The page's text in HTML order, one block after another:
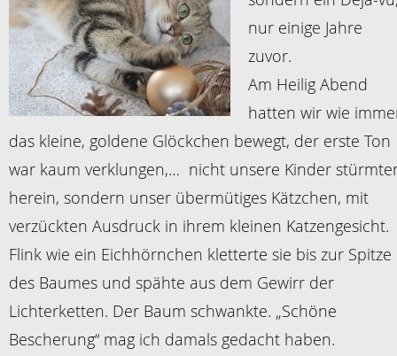
nur einige Jahre
zuvor.
Am Heilig Abend
hatten wir wie
das kleine, goldene Glöckchen bewegt, der erste Ton
war kaum verklungen,… nicht unsere Kinder
herein, sondern unser übermütiges Kätzchen, mit
verzückten Ausdruck in ihrem kleinen Katzengesicht.
Flink wie ein Eichhörnchen kletterte sie bis zur Spitze
des Baumes und spähte aus dem Gewirr der
Lichterketten. Der Baum schwankte. „Schöne
Bescherung“ mag ich damals gedacht haben.